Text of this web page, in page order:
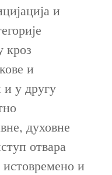
и
кроз
и
и у другу
духовне
отвара
истовремено и